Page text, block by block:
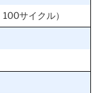
サイクル）